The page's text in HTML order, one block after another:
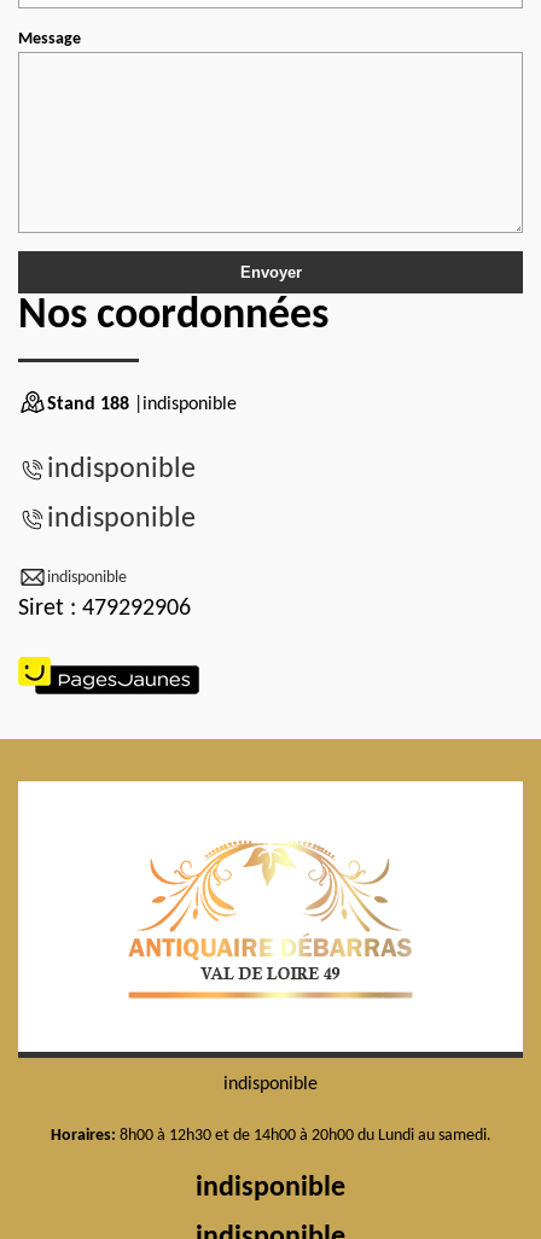
Message
Nos coordonnées
Stand 188 |indisponible
indisponible
indisponible
indisponible
Siret : 479292906
indisponible
Horaires: 8h00 à 12h30 et de 14h00 à 20h00 du Lundi au samedi.
indisponible